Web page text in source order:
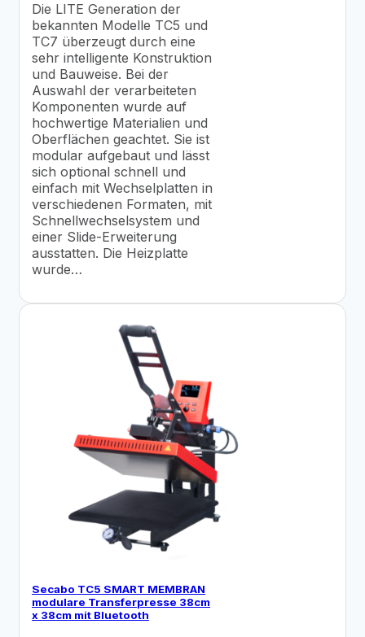
Die LITE Generation der
bekannten Modelle TC5 und
TC7 überzeugt durch eine
sehr intelligente Konstruktion
und Bauweise. Bei der
Auswahl der verarbeiteten
Komponenten wurde auf
hochwertige Materialien und
Oberflächen geachtet. Sie ist
modular aufgebaut und lässt
sich optional schnell und
einfach mit Wechselplatten in
verschiedenen Formaten, mit
Schnellwechselsystem und
einer Slide-Erweiterung
ausstatten. Die Heizplatte
wurde…
Secabo TC5 SMART MEMBRAN
modulare Transferpresse 38cm
x 38cm mit Bluetooth